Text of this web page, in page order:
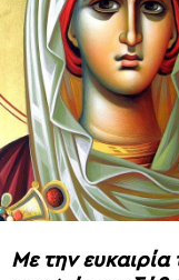
Με την